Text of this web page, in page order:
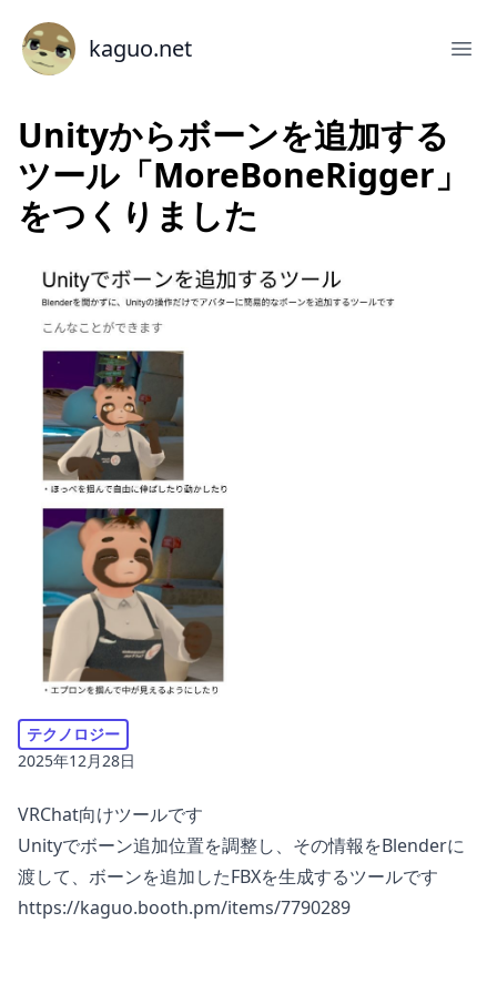
kaguo.net
Unityからボーンを追加する
ツール「MoreBoneRigger」
をつくりました
テクノロジー
2025年12月28日
VRChat向けツールです
Unityでボーン追加位置を調整し、その情報をBlenderに
渡して、ボーンを追加したFBXを生成するツールです
https://kaguo.booth.pm/items/7790289